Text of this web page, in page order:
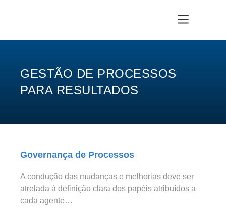
GESTÃO DE PROCESSOS
PARA RESULTADOS
Governança de Processos
A condução das mudanças e melhorias deve ser
atrelada à definição clara dos papéis atribuídos a
cada agente…